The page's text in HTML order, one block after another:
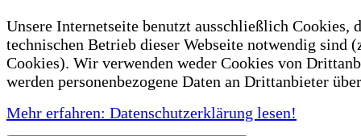
Unsere Internetseite benutzt ausschließlich Cookies,
technischen Betrieb dieser Webseite notwendig sind
Cookies). Wir verwenden weder Cookies von
werden personenbezogene Daten an Drittanbieter
Mehr erfahren: Datenschutzerklärung lesen!